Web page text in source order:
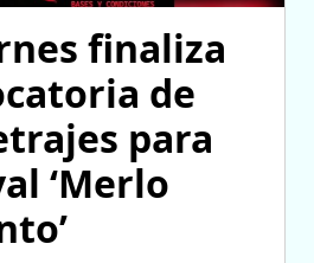
finaliza
de
para
‘Merlo